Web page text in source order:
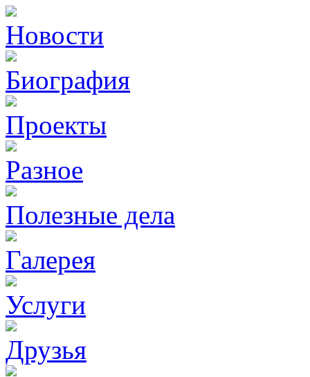
Новости
Биография
Проекты
Разное
Полезные дела
Галерея
Услуги
Друзья